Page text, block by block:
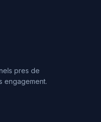
pres de
engagement.